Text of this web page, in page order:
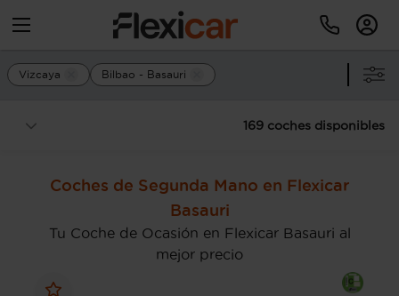
Vizcaya Bilbao - Basauri
169 coches disponibles
Coches de Segunda Mano en Flexicar
Basauri
Tu Coche de Ocasión en Flexicar Basauri al
mejor precio